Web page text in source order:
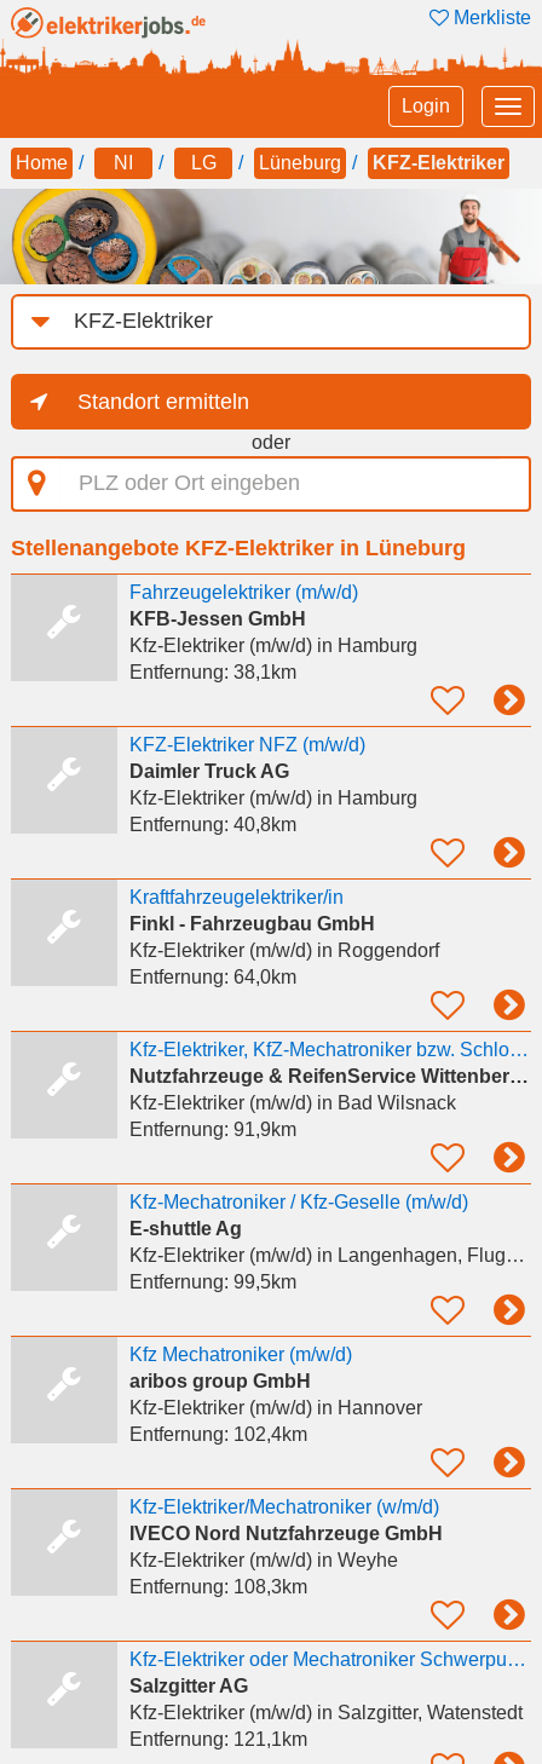
Merkliste
Login
Home NI LG Lüneburg KFZ-Elektriker
Job-
Kategorie
Standort ermitteln
oder
PLZ
oder
eingeben
Stellenangebote KFZ-Elektriker in Lüneburg
Fahrzeugelektriker (m/w/d)
KFB-Jessen GmbH
Kfz-Elektriker (m/w/d)in Hamburg
Entfernung: 38,1km
KFZ-Elektriker NFZ (m/w/d)
Daimler Truck AG
Kfz-Elektriker (m/w/d)in Hamburg
Entfernung: 40,8km
Kraftfahrzeugelektriker/in
Finkl - Fahrzeugbau GmbH
Kfz-Elektriker (m/w/d)in Roggendorf
Entfernung: 64,0km
Kfz-Elektriker, KfZ-Mechatroniker bzw. Schlosser (m/w/d) gesucht
Nutzfahrzeuge & ReifenService Wittenberge
Kfz-Elektriker (m/w/d)in Bad Wilsnack
Entfernung: 91,9km
Kfz-Mechatroniker / Kfz-Geselle (m/w/d)
E-shuttle Ag
Kfz-Elektriker (m/w/d)in Langenhagen, Flughafen Hannover
Entfernung: 99,5km
Kfz Mechatroniker (m/w/d)
aribos group GmbH
Kfz-Elektriker (m/w/d)in Hannover
Entfernung: 102,4km
Kfz-Elektriker/Mechatroniker (w/m/d)
IVECO Nord Nutzfahrzeuge GmbH
Kfz-Elektriker (m/w/d)in Weyhe
Entfernung: 108,3km
Kfz-Elektriker oder Mechatroniker Schwerpunkt Kfz-Elektrik (w/m/d)
Salzgitter AG
Kfz-Elektriker (m/w/d)in Salzgitter, Watenstedt
Entfernung: 121,1km